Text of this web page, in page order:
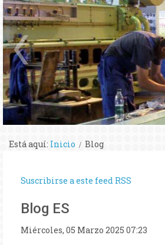
Está aquí: Inicio Blog
Suscribirse a este feed RSS
Blog ES
Miércoles, 05 Marzo 2025 07:23